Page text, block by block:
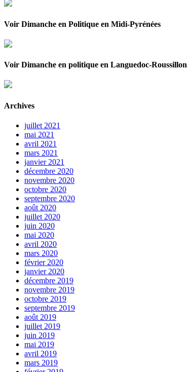
Voir Dimanche en Politique en Midi-Pyrénées
Voir Dimanche en politique en Languedoc-Roussillon
Archives
juillet 2021
mai 2021
avril 2021
mars 2021
janvier 2021
décembre 2020
novembre 2020
octobre 2020
septembre 2020
août 2020
juillet 2020
juin 2020
mai 2020
avril 2020
mars 2020
février 2020
janvier 2020
décembre 2019
novembre 2019
octobre 2019
septembre 2019
août 2019
juillet 2019
juin 2019
mai 2019
avril 2019
mars 2019